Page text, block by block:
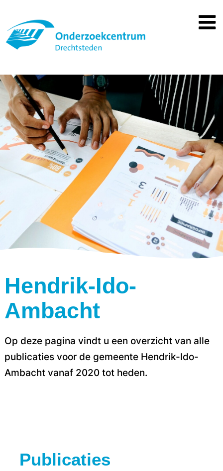
naar
inhoud
Hendrik-Ido-
Ambacht
Op deze pagina vindt u een overzicht van alle
publicaties voor de gemeente Hendrik-Ido-
Ambacht vanaf 2020 tot heden.
Publicaties